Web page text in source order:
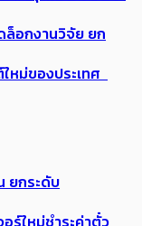
ล็อกงานวิจัย ยก
หม่ของประเทศ
ยกระดับ